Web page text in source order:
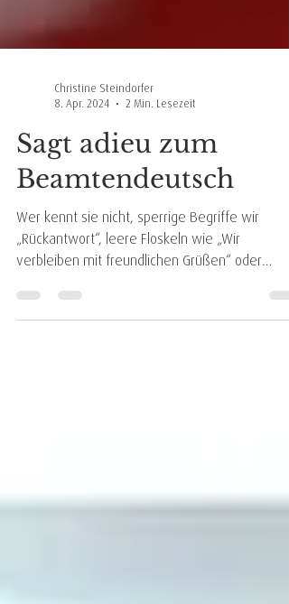
8. Apr. 2024
2 Min. Lesezeit
Sagt adieu zum
Beamtendeutsch
Wer kennt sie nicht, sperrige Begriffe wir
„Rückantwort“, leere Floskeln wie „Wir
verbleiben mit freundlichen Grüßen“ oder